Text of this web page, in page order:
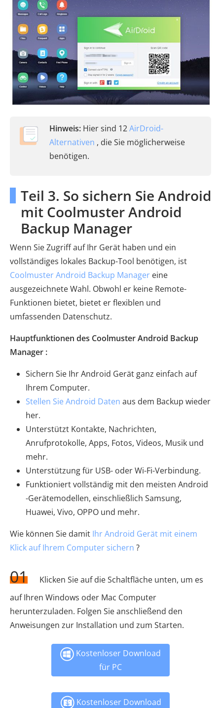
Hinweis: Hier sind 12AirDroid-
Alternativen , die Sie möglicherweise
benötigen.
Teil 3. So sichern Sie Android
mit Coolmuster Android
Backup Manager
Wenn Sie Zugriff auf Ihr Gerät haben und ein
vollständiges lokales Backup-Tool benötigen, ist
Coolmuster Android Backup Manager eine
ausgezeichnete Wahl. Obwohl er keine Remote-
Funktionen bietet, bietet er flexiblen und
umfassenden Datenschutz.
Hauptfunktionen des Coolmuster Android Backup
Manager :
Sichern Sie Ihr Android Gerät ganz einfach auf
Ihrem Computer.
Stellen Sie Android Daten aus dem Backup wieder
her.
Unterstützt Kontakte, Nachrichten,
Anrufprotokolle, Apps, Fotos, Videos, Musik und
mehr.
Unterstützung für USB- oder Wi-Fi-Verbindung.
Funktioniert vollständig mit den meisten Android
-Gerätemodellen, einschließlich Samsung,
Huawei, Vivo, OPPO und mehr.
Wie können Sie damit Ihr Android Gerät mit einem
Klick auf Ihrem Computer sichern ?
01
Klicken Sie auf die Schaltfläche unten, um es
auf Ihren Windows oder Mac Computer
herunterzuladen. Folgen Sie anschließend den
Anweisungen zur Installation und zum Starten.
Kostenloser Download
für PC
Kostenloser Download